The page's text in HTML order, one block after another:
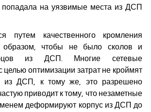
попадала на уязвимые места из ДСП
путем качественного кромления
образом, чтобы не было сколов и
из ДСП. Многие сетевые
целью оптимизации затрат не кроймят
из ДСП, к тому же, это разрешено
приводит к тому, что незаметные
деформируют корпус из ДСП до